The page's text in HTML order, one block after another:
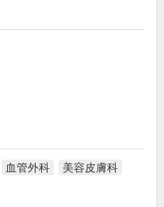
血管外科 美容皮膚科